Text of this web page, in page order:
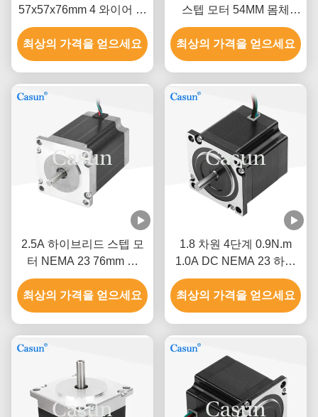
57x57x76mm 4 와이어 스
테이퍼 모터 Nema 23 기
계 자동화
최상의 가격을 얻으세요
스텝 모터 54MM 몸체
2.8A 섬유 기계
최상의 가격을 얻으세요
2.5A 하이브리드 스텝 모
터 NEMA 23 76mm 몸
1.5N.M CNC 기계
최상의 가격을 얻으세요
1.8 차원 4단계 0.9N.m
1.0A DC NEMA 23 하이
브리드 스텝 모터 CNC 로
봇
최상의 가격을 얻으세요